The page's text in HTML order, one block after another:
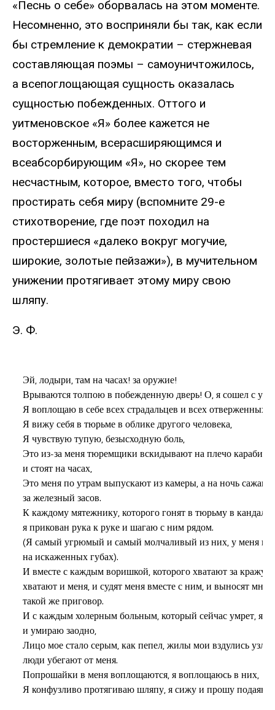
«Песнь о себе» оборвалась на этом моменте.
Несомненно, это восприняли бы так, как если
бы стремление к демократии – стержневая
составляющая поэмы – самоуничтожилось,
а всепоглощающая сущность оказалась
сущностью побежденных. Оттого и
уитменовское «Я» более кажется не
восторженным, всерасширяющимся и
всеабсорбирующим «Я», но скорее тем
несчастным, которое, вместо того, чтобы
простирать себя миру (вспомните 29-е
стихотворение, где поэт походил на
простершиеся «далеко вокруг могучие,
широкие, золотые пейзажи»), в мучительном
унижении протягивает этому миру свою
шляпу.
Э. Ф.
Эй, лодыри, там на часах! за оружие!
Врываются толпою в побежденную дверь! О, я сошел с ума!
Я воплощаю в себе всех страдальцев и всех отверженных,
Я вижу себя в тюрьме в облике другого человека,
Я чувствую тупую, безысходную боль,
Это из-за меня тюремщики вскидывают на плечо карабины
и стоят на часах,
Это меня по утрам выпускают из камеры, а на ночь сажают
за железный засов.
К каждому мятежнику, которого гонят в тюрьму в
я прикован рука к руке и шагаю с ним рядом.
(Я самый угрюмый и самый молчаливый из них, у меня
на искаженных губах).
И вместе с каждым воришкой, которого хватают за кражу,
хватают и меня, и судят меня вместе с ним, и выносят мне
такой же приговор.
И с каждым холерным больным, который сейчас умрет, я
и умираю заодно,
Лицо мое стало серым, как пепел, жилы мои вздулись
люди убегают от меня.
Попрошайки в меня воплощаются, я воплощаюсь в них,
Я конфузливо протягиваю шляпу, я сижу и прошу